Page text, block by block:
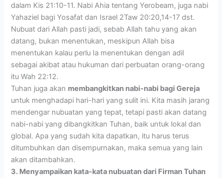
dalam Kis 21:10-11. Nabi Ahia tentang Yerobeam, juga nabi
Yahaziel bagi Yosafat dan Israel 2Taw 20:20,14-17 dst.
Nubuat dari Allah pasti jadi, sebab Allah tahu yang akan
datang, bukan menentukan, meskipun Allah bisa
menentukan kalau perlu Ia menentukan dengan adil
sebagai akibat atau hukuman dari perbuatan orang-orang
itu Wah 22:12.
Tuhan juga akan membangkitkan nabi-nabi bagi Gereja
untuk menghadapi hari-hari yang sulit ini. Kita masih jarang
mendengar nubuatan yang tepat, tetapi pasti akan datang
nabi-nabi yang dibangkitkan Tuhan, baik untuk lokal dan
global. Apa yang sudah kita dapatkan, itu harus terus
ditumbuhkan dan disempurnakan, maka semua yang lain
akan ditambahkan.
3. Menyampaikan kata-kata nubuatan dari Firman Tuhan